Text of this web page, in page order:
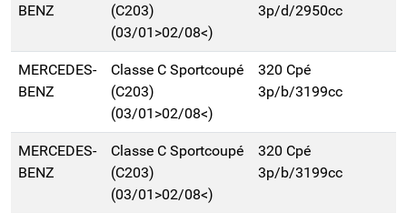
BENZ
(C203)
(03/01>02/08<)
3p/d/2950cc
MERCEDES-
BENZ
Classe C Sportcoupé
(C203)
(03/01>02/08<)
320 Cpé
3p/b/3199cc
MERCEDES-
BENZ
Classe C Sportcoupé
(C203)
(03/01>02/08<)
320 Cpé
3p/b/3199cc